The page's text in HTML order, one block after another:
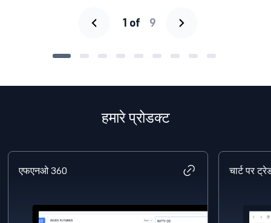
हमारे प्रोडक्ट
चार्ट पर ट्रेड करें मोबाइल ऐप